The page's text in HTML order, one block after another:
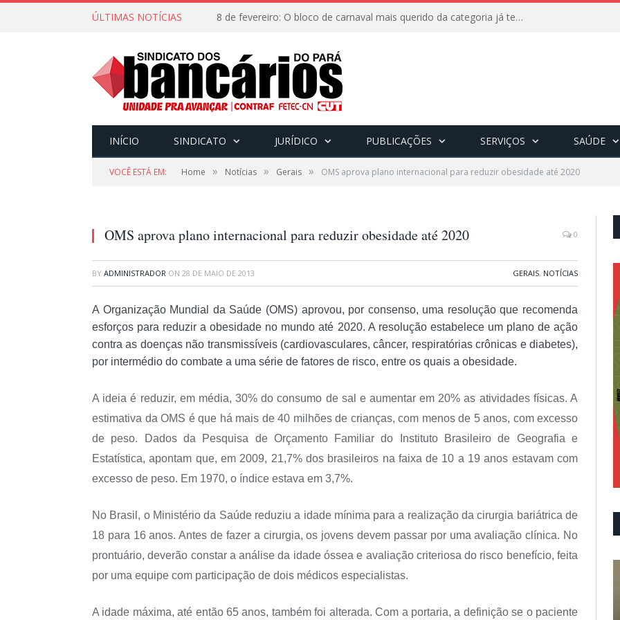
ÚLTIMAS NOTÍCIAS 8 de fevereiro: O bloco de carnaval mais querido da categoria já tem data. Vem pro CarnaBancários 2025!
INÍCIO SINDICATO JURÍDICO PUBLICAÇÕES SERVIÇOS SAÚDE
VOCÊ ESTÁ EM: Home » Notícias » Gerais » OMS aprova plano internacional para reduzir obesidade até 2020
OMS aprova plano internacional para reduzir obesidade até 2020 0
BY ADMINISTRADOR ON 28 DE MAIO DE 2013 GERAIS, NOTÍCIAS
A Organização Mundial da Saúde (OMS) aprovou, por consenso, uma resolução que recomenda
esforços para reduzir a obesidade no mundo até 2020. A resolução estabelece um plano de ação
contra as doenças não transmissíveis (cardiovasculares, câncer, respiratórias crônicas e diabetes),
por intermédio do combate a uma série de fatores de risco, entre os quais a obesidade.
A ideia é reduzir, em média, 30% do consumo de sal e aumentar em 20% as atividades físicas. A
estimativa da OMS é que há mais de 40 milhões de crianças, com menos de 5 anos, com excesso
de peso. Dados da Pesquisa de Orçamento Familiar do Instituto Brasileiro de Geografia e
Estatística, apontam que, em 2009, 21,7% dos brasileiros na faixa de 10 a 19 anos estavam com
excesso de peso. Em 1970, o índice estava em 3,7%.
No Brasil, o Ministério da Saúde reduziu a idade mínima para a realização da cirurgia bariátrica de
18 para 16 anos. Antes de fazer a cirurgia, os jovens devem passar por uma avaliação clínica. No
prontuário, deverão constar a análise da idade óssea e avaliação criteriosa do risco benefício, feita
por uma equipe com participação de dois médicos especialistas.
A idade máxima, até então 65 anos, também foi alterada. Com a portaria, a definição se o paciente